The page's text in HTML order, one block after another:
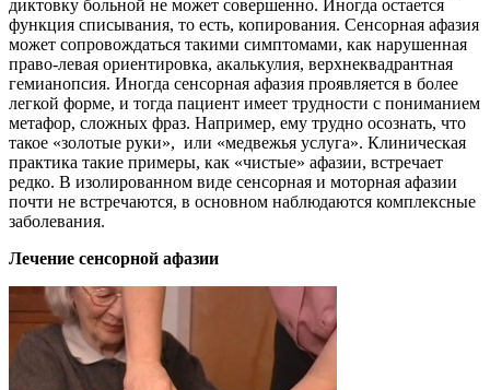
диктовку больной не может совершенно. Иногда остается
функция списывания, то есть, копирования. Сенсорная афазия
может сопровождаться такими симптомами, как нарушенная
право-левая ориентировка, акалькулия, верхнеквадрантная
гемианопсия. Иногда сенсорная афазия проявляется в более
легкой форме, и тогда пациент имеет трудности с пониманием
метафор, сложных фраз. Например, ему трудно осознать, что
такое «золотые руки», или «медвежья услуга». Клиническая
практика такие примеры, как «чистые» афазии, встречает
редко. В изолированном виде сенсорная и моторная афазии
почти не встречаются, в основном наблюдаются комплексные
заболевания.
Лечение сенсорной афазии